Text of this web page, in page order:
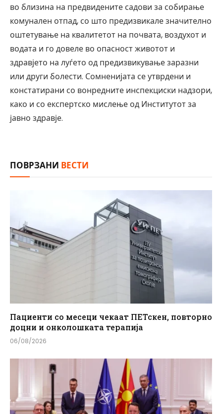
во близина на предвидените садови за собирање
комунален отпад, со што предизвикале значително
оштетување на квалитетот на почвата, воздухот и
водата и го довеле во опасност животот и
здравјето на луѓето од предизвикување заразни
или други болести. Сомненијата се утврдени и
констатирани со вонредните инспекциски надзори,
како и со експертско мислење од Институтот за
јавно здравје.
ПОВРЗАНИ ВЕСТИ
Пациенти со месеци чекаат ПЕТскен, повторно
доцни и онколошката терапија
06/08/2026